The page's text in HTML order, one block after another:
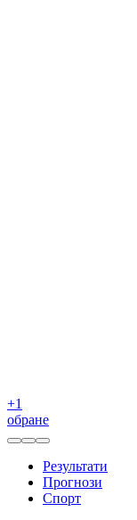
+1
обране
Результати
Прогнози
Спорт